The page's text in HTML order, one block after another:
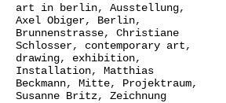
art in berlin, Ausstellung,
Axel Obiger, Berlin,
Brunnenstrasse, Christiane
Schlosser, contemporary art,
drawing, exhibition,
Installation, Matthias
Beckmann, Mitte, Projektraum,
Susanne Britz, Zeichnung